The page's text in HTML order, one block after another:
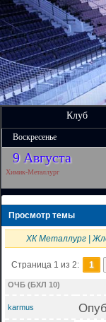
Клуб
Воскресенье
9 Августа
Химик-Металлург
Просмотр темы
ХК Металлург |
Страница 1 из 2: 1
ОЧБ (БХЛ 10)
karmus